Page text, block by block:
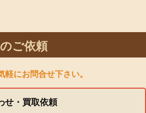
ご依頼
にお問合せ下さい。
せ・買取依頼